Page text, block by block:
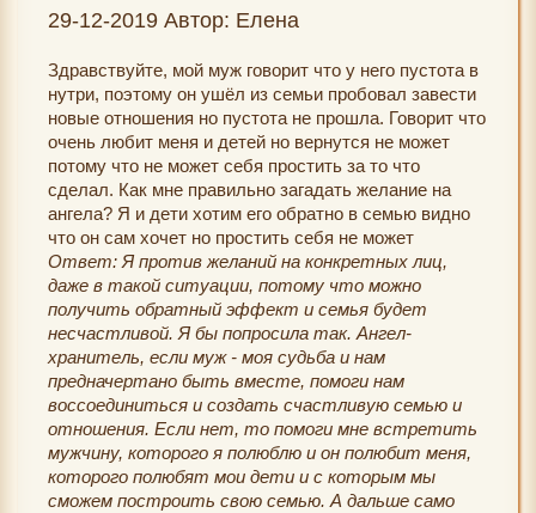
29-12-2019 Автор: Елена
Здравствуйте, мой муж говорит что у него пустота в
нутри, поэтому он ушёл из семьи пробовал завести
новые отношения но пустота не прошла. Говорит что
очень любит меня и детей но вернутся не может
потому что не может себя простить за то что
сделал. Как мне правильно загадать желание на
ангела? Я и дети хотим его обратно в семью видно
что он сам хочет но простить себя не может
Ответ: Я против желаний на конкретных лиц,
даже в такой ситуации, потому что можно
получить обратный эффект и семья будет
несчастливой. Я бы попросила так. Ангел-
хранитель, если муж - моя судьба и нам
предначертано быть вместе, помоги нам
воссоединиться и создать счастливую семью и
отношения. Если нет, то помоги мне встретить
мужчину, которого я полюблю и он полюбит меня,
которого полюбят мои дети и с которым мы
сможем построить свою семью. А дальше само